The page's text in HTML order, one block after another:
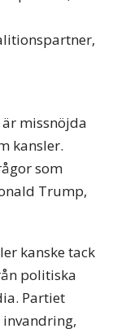
missnöjda
kansler.
som
Trump,
kanske tack
politiska
Partiet